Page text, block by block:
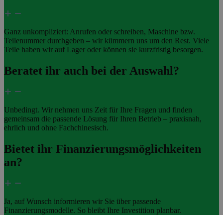
Ganz unkompliziert: Anrufen oder schreiben, Maschine bzw.
Teilenummer durchgeben – wir kümmern uns um den Rest. Viele
Teile haben wir auf Lager oder können sie kurzfristig besorgen.
Beratet ihr auch bei der Auswahl?
Unbedingt. Wir nehmen uns Zeit für Ihre Fragen und finden
gemeinsam die passende Lösung für Ihren Betrieb – praxisnah,
ehrlich und ohne Fachchinesisch.
Bietet ihr Finanzierungsmöglichkeiten
an?
Ja, auf Wunsch informieren wir Sie über passende
Finanzierungsmodelle. So bleibt Ihre Investition planbar.